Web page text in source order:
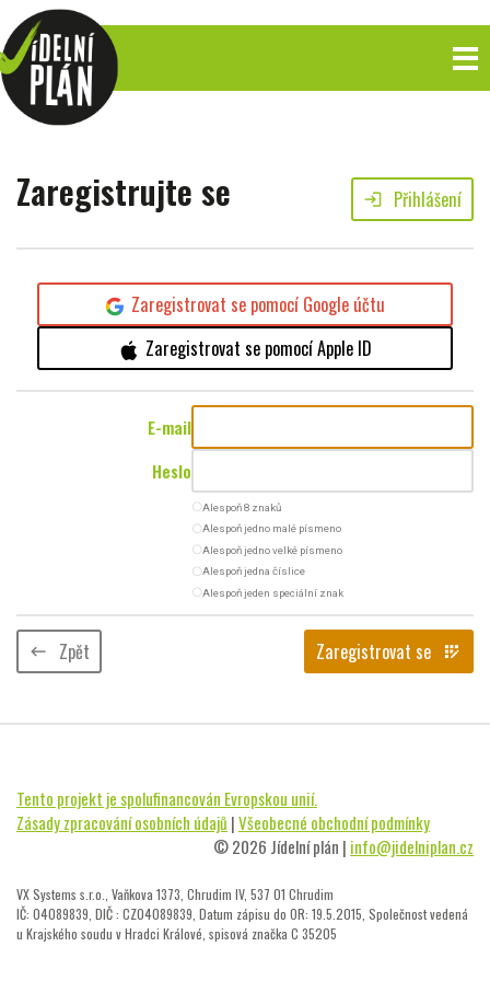
Zaregistrujte se login Přihlášení
Zaregistrovat se pomocí Google účtu
Zaregistrovat se pomocí Apple ID
E-mail
Heslo
radio_button_uncheckedAlespoň 8 znaků
radio_button_uncheckedAlespoň jedno malé písmeno
radio_button_uncheckedAlespoň jedno velké písmeno
radio_button_uncheckedAlespoň jedna číslice
radio_button_uncheckedAlespoň jeden speciální znak
keyboard_backspace Zpět Zaregistrovat se app_registration
Tento projekt je spolufinancován Evropskou unií.
Zásady zpracování osobních údajů |Všeobecné obchodní podmínky
© 2026 Jídelní plán | info@jidelniplan.cz
VX Systems s.r.o., Vaňkova 1373, Chrudim IV, 537 01 Chrudim
IČ: 04089839, DIČ : CZ04089839, Datum zápisu do OR: 19.5.2015, Společnost vedená
u Krajského soudu v Hradci Králové, spisová značka C 35205